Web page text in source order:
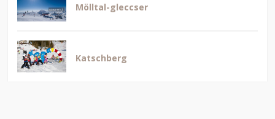
Mölltal-gleccser
Katschberg